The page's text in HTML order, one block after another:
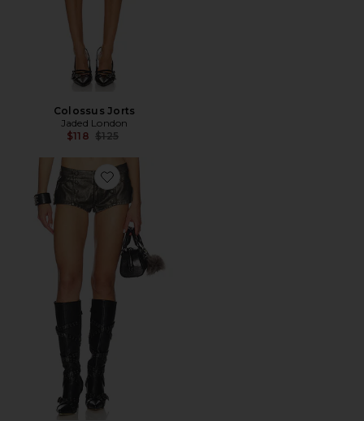
Colossus Jorts
Jaded London
$118 Previous price:
$125
Favorite MILITARY 핫팬츠